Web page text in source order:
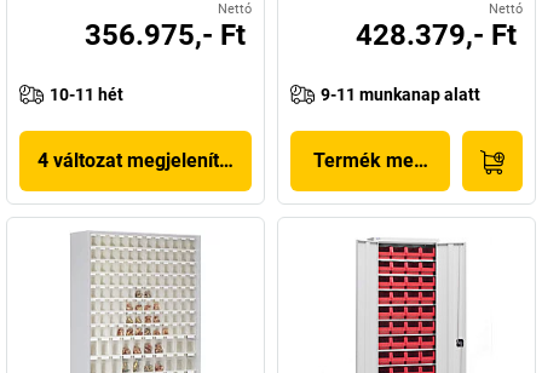
Nettó
356.975,- Ft
10-11 hét
4 változat megjelenítése
Nettó
428.379,- Ft
9-11 munkanap alatt
Termék megjelenítése